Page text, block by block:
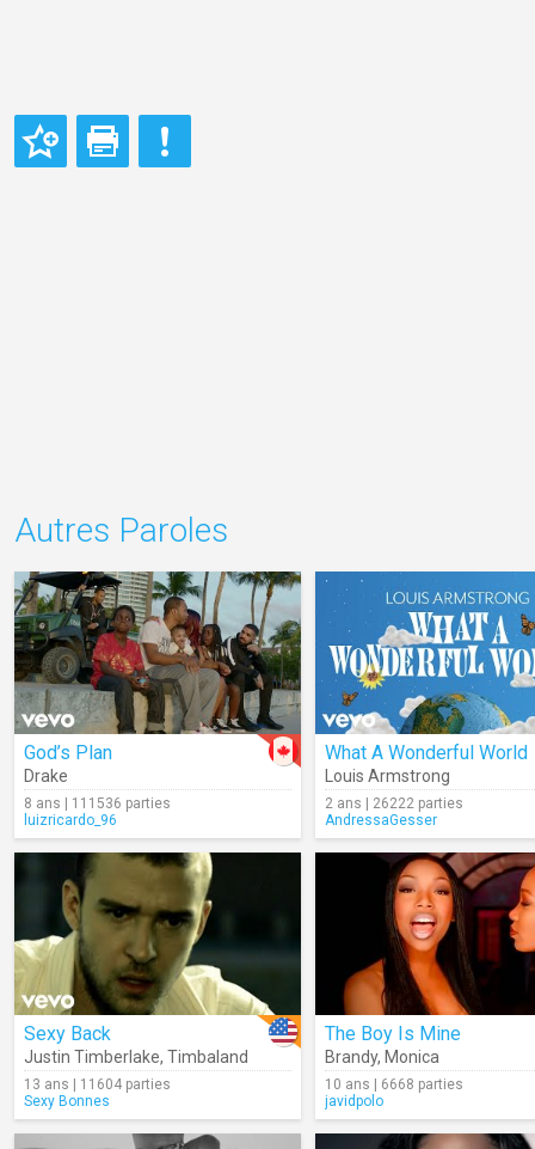
Autres Paroles
God’s Plan
Drake
8 ans | 111536 parties
luizricardo_96
What A Wonderful World
Louis Armstrong
2 ans | 26222 parties
AndressaGesser
Sexy Back
Justin Timberlake, Timbaland
13 ans | 11604 parties
Sexy Bonnes
The Boy Is Mine
Brandy, Monica
10 ans | 6668 parties
javidpolo